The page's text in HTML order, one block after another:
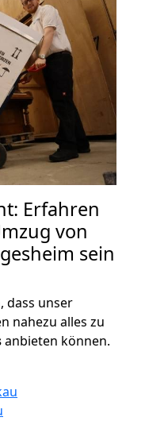
Erfahren
von
sein
dass unser
nahezu alles zu
anbieten können.